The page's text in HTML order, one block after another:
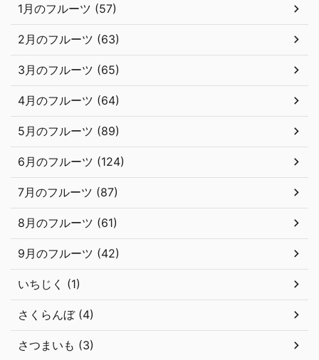
1月のフルーツ (57)
2月のフルーツ (63)
3月のフルーツ (65)
4月のフルーツ (64)
5月のフルーツ (89)
6月のフルーツ (124)
7月のフルーツ (87)
8月のフルーツ (61)
9月のフルーツ (42)
いちじく (1)
さくらんぼ (4)
さつまいも (3)